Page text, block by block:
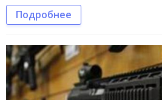
Подробнее